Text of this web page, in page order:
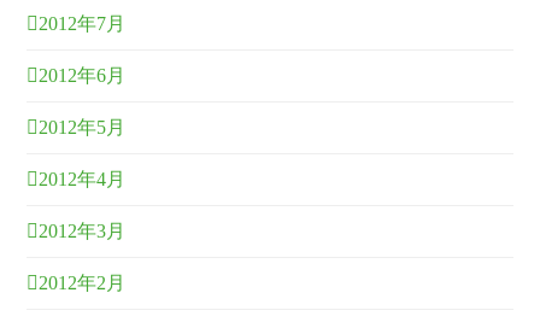
2012年7月
2012年6月
2012年5月
2012年4月
2012年3月
2012年2月